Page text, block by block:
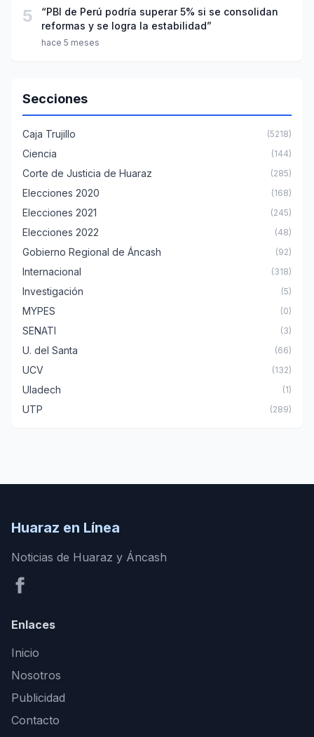
5
“PBI de Perú podría superar 5% si se consolidan
reformas y se logra la estabilidad”
hace 5 meses
Secciones
Caja Trujillo (5218)
Ciencia (144)
Corte de Justicia de Huaraz (285)
Elecciones 2020 (168)
Elecciones 2021 (245)
Elecciones 2022 (48)
Gobierno Regional de Áncash (92)
Internacional (318)
Investigación (5)
MYPES (0)
SENATI (3)
U. del Santa (66)
UCV (132)
Uladech (1)
UTP (289)
Huaraz en Línea
Noticias de Huaraz y Áncash
Enlaces
Inicio
Nosotros
Publicidad
Contacto